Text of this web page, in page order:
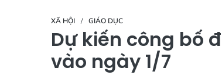
XÃ HỘI GIÁO DỤC
Dự kiến công bố
vào ngày 1/7